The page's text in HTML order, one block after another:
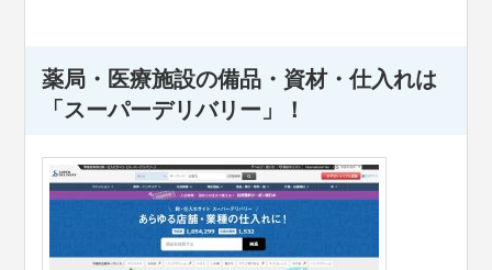
薬局・医療施設の備品・資材・仕入れは
「スーパーデリバリー」！